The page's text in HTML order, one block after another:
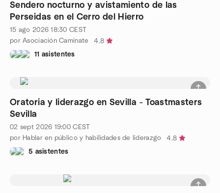
Sendero nocturno y avistamiento de las
Perseidas en el Cerro del Hierro
15 ago 2026 18:30 CEST
por Asociación Camínate
4.8
11 asistentes
Oratoria y liderazgo en Sevilla - Toastmasters
Sevilla
02 sept 2026 19:00 CEST
por Hablar en público y habilidades de liderazgo
4.8
5 asistentes